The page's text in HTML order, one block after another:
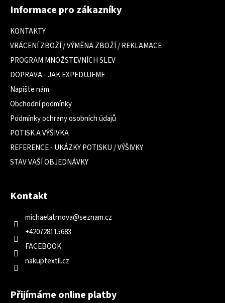
Informace pro zákazníky
KONTAKTY
VRÁCENÍ ZBOŽÍ / VÝMĚNA ZBOŽÍ / REKLAMACE
PROGRAM MNOŽSTEVNÍCH SLEV
DOPRAVA - JAK EXPEDUJEME
Napište nám
Obchodní podmínky
Podmínky ochrany osobních údajů
POTISK A VÝŠIVKA
REFERENCE - UKÁZKY POTISKU / VÝŠIVKY
STAV VAŠÍ OBJEDNÁVKY
Kontakt
michaelatrnova@seznam.cz
+420728115683
FACEBOOK
nakuptextil.cz
Přijímáme online platby